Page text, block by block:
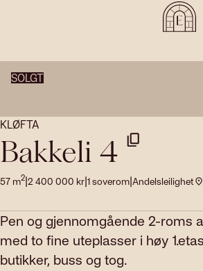
SOLGT
KLØFTA
Bakkeli 4
57 m2|2 400 000 kr|1soverom|Andelsleilighet
Pen og gjennomgående 2-roms
med to fine uteplasser i høy
butikker, buss og tog.